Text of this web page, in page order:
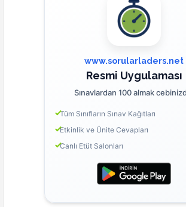
www.sorularladers.net
Resmi Uygulaması
Sınavlardan 100 almak
Tüm Sınıfların Sınav Kağıtları
Etkinlik ve Ünite Cevapları
Canlı Etüt Salonları